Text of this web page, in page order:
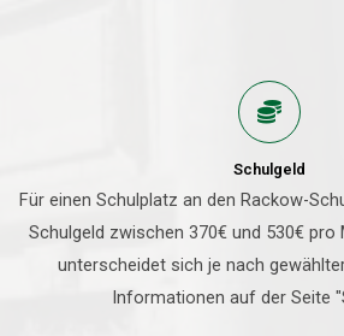
Schulgeld
Für einen Schulplatz an den Rackow-
Schulgeld zwischen 370€ und 530€ pro
unterscheidet sich je nach
Informationen auf der Seite